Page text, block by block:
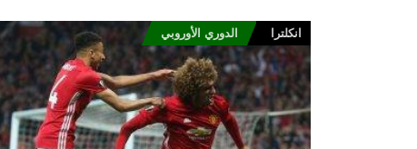
انكلترا الدوري الأوروبي